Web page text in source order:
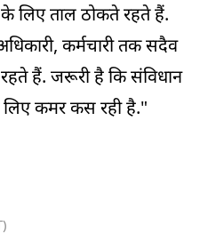
लिए ताल ठोकते रहते हैं.
कर्मचारी तक सदैव
रहते हैं. जरूरी है कि संविधान
कमर कस रही है."